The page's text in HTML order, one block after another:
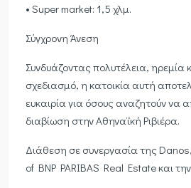
• Super market: 1,5 χλμ.
Σύγχρονη Άνεση
Συνδυάζοντας πολυτέλεια, ηρεμία
σχεδιασμό, η κατοικία αυτή
ευκαιρία για όσους αναζητούν να
διαβίωση στην Αθηναϊκή Ριβιέρα.
Διάθεση σε συνεργασία της
of BNP PARIBAS Real Estate και